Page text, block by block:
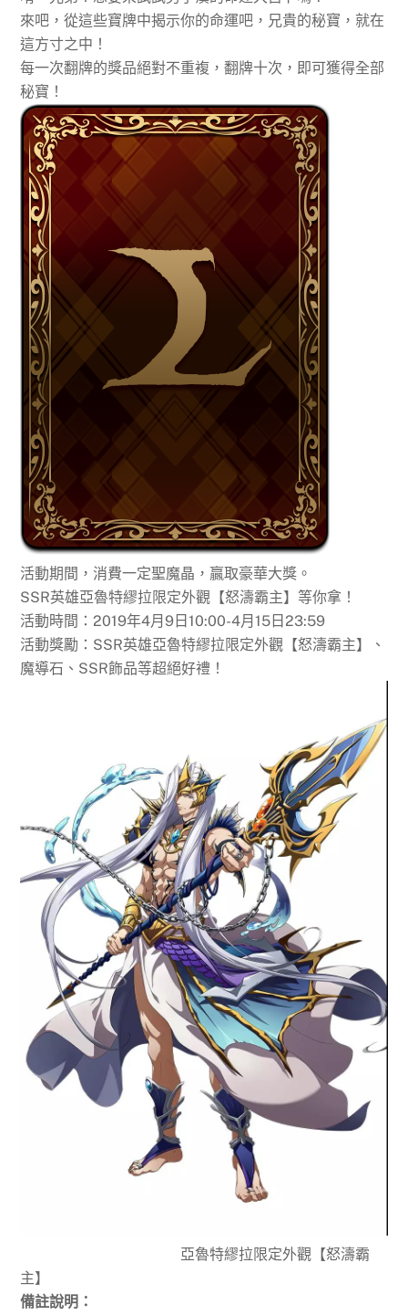
來吧，從這些寶牌中揭示你的命運吧，兄貴的秘寶，就在
這方寸之中！
每一次翻牌的獎品絕對不重複，翻牌十次，即可獲得全部
秘寶！
活動期間，消費一定聖魔晶，贏取豪華大獎。
SSR英雄亞魯特繆拉限定外觀【怒濤霸主】等你拿！
活動時間：2019年4月9日10:00-4月15日23:59
活動獎勵：SSR英雄亞魯特繆拉限定外觀【怒濤霸主】、
魔導石、SSR飾品等超絕好禮！
亞魯特繆拉限定外觀【怒濤霸
主】
備註說明：